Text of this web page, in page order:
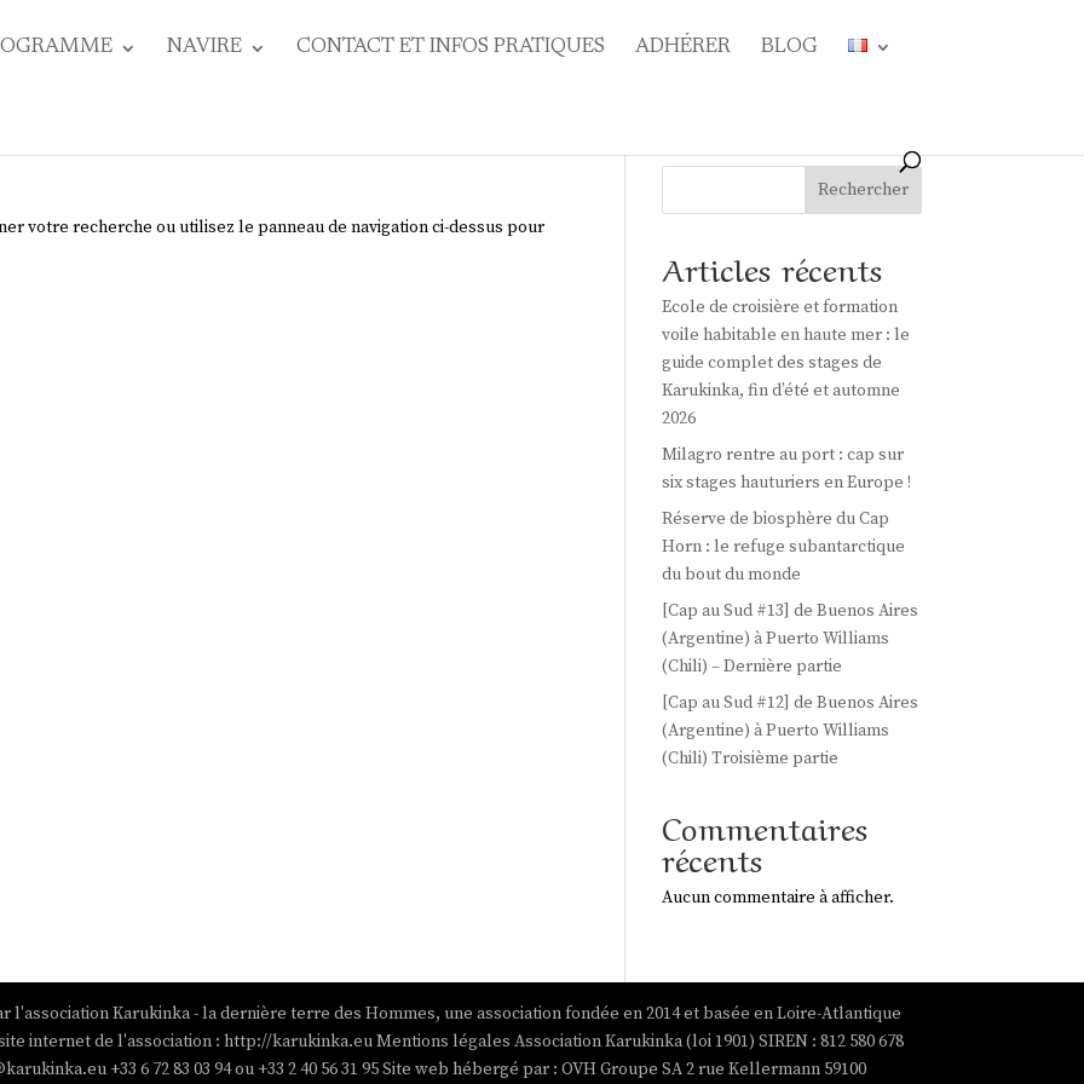
NAVIRE CONTACT ET INFOS PRATIQUES ADHÉRER BLOG
votre recherche ou utilisez le panneau de navigation ci-dessus pour
Rechercher
Articles récents
Ecole de croisière et formation
voile habitable en haute mer : le
guide complet des stages de
Karukinka, fin d’été et automne
2026
Milagro rentre au port : cap sur
six stages hauturiers en Europe !
Réserve de biosphère du Cap
Horn : le refuge subantarctique
du bout du monde
[Cap au Sud #13] de Buenos Aires
(Argentine) à Puerto Williams
(Chili) – Dernière partie
[Cap au Sud #12] de Buenos Aires
(Argentine) à Puerto Williams
(Chili) Troisième partie
Commentaires
récents
Aucun commentaire à afficher.
Karukinka - la dernière terre des Hommes, une association fondée en 2014 et basée en Loire-Atlantique
internet de l'association : http://karukinka.eu Mentions légales Association Karukinka (loi 1901) SIREN : 812 580 678
+33 6 72 83 03 94 ou +33 2 40 56 31 95 Site web hébergé par : OVH Groupe SA 2 rue Kellermann 59100